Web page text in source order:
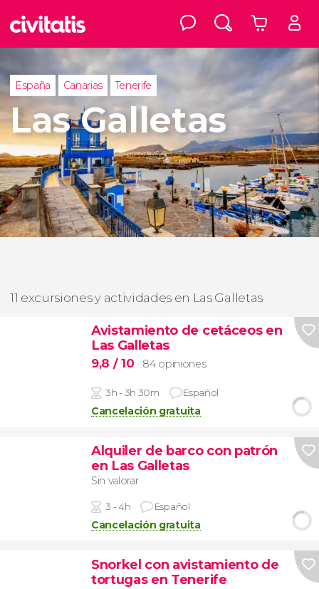
España Canarias Tenerife
Las Galletas
11 excursiones y actividades en Las Galletas
Avistamiento de cetáceos en
Las Galletas
9,8 / 10 84 opiniones
3h - 3h 30m Español
Cancelación gratuita
Alquiler de barco con patrón
en Las Galletas
Sin valorar
3 - 4h Español
Cancelación gratuita
Snorkel con avistamiento de
tortugas en Tenerife